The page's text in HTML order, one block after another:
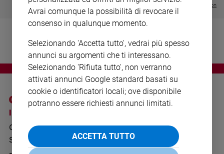
Volontariato
Aziende
Caso
della
Migranti
Diversità
Visualizza tutte le collection
I SITI SAN PAOLO
GRUPPO EDITORIALE
SAN PAOLO
PRIVACY POLICY
Avrai comunque la possibilità di revocare il
consenso in qualunque momento.
Selezionando 'Accetta tutto', vedrai più spesso
annunci su argomenti che ti interessano.
Selezionando 'Rifiuta tutto', non verranno
attivati annunci Google standard basati su
cookie o identificatori locali; ove disponibile
potranno essere richiesti annunci limitati.
ACCETTA TUTTO